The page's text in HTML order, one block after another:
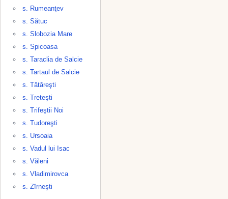
s. Rumeanţev
s. Sătuc
s. Slobozia Mare
s. Spicoasa
s. Taraclia de Salcie
s. Tartaul de Salcie
s. Tătăreşti
s. Treteşti
s. Trifeştii Noi
s. Tudoreşti
s. Ursoaia
s. Vadul lui Isac
s. Văleni
s. Vladimirovca
s. Zîrneşti